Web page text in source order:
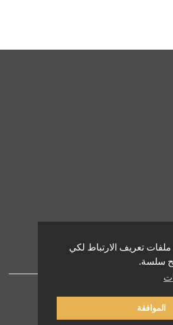
تعريف الارتباط لكي
سلسة.
الموافقة
© 2002-2026 lernu.net |